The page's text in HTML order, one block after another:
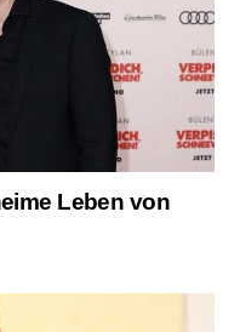
Leben von